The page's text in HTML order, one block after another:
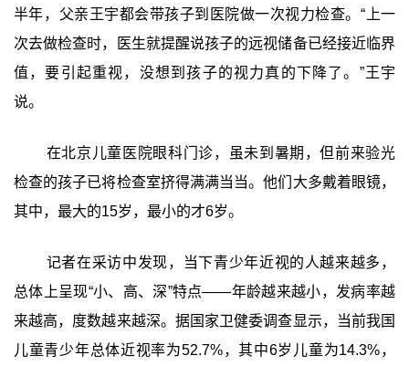
半年，父亲王宇都会带孩子到医院做一次视力检查。“上一
次去做检查时，医生就提醒说孩子的远视储备已经接近临界
值，要引起重视，没想到孩子的视力真的下降了。”王宇
说。
在北京儿童医院眼科门诊，虽未到暑期，但前来验光
检查的孩子已将检查室挤得满满当当。他们大多戴着眼镜，
其中，最大的15岁，最小的才6岁。
记者在采访中发现，当下青少年近视的人越来越多，
总体上呈现“小、高、深”特点——年龄越来越小，发病率越
来越高，度数越来越深。据国家卫健委调查显示，当前我国
儿童青少年总体近视率为52.7%，其中6岁儿童为14.3%，